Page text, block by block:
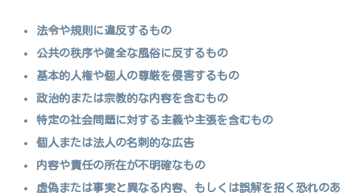
法令や規則に違反するもの
公共の秩序や健全な風俗に反するもの
基本的人権や個人の尊厳を侵害するもの
政治的または宗教的な内容を含むもの
特定の社会問題に対する主義や主張を含むもの
個人または法人の名刺的な広告
内容や責任の所在が不明確なもの
虚偽または事実と異なる内容、もしくは誤解を招く恐れのあ